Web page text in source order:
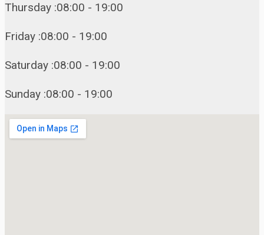
Thursday :08:00 - 19:00
Friday :08:00 - 19:00
Saturday :08:00 - 19:00
Sunday :08:00 - 19:00